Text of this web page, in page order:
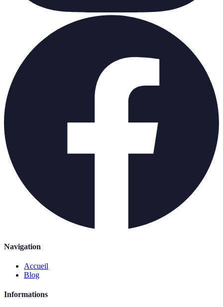
Navigation
Accueil
Blog
Informations